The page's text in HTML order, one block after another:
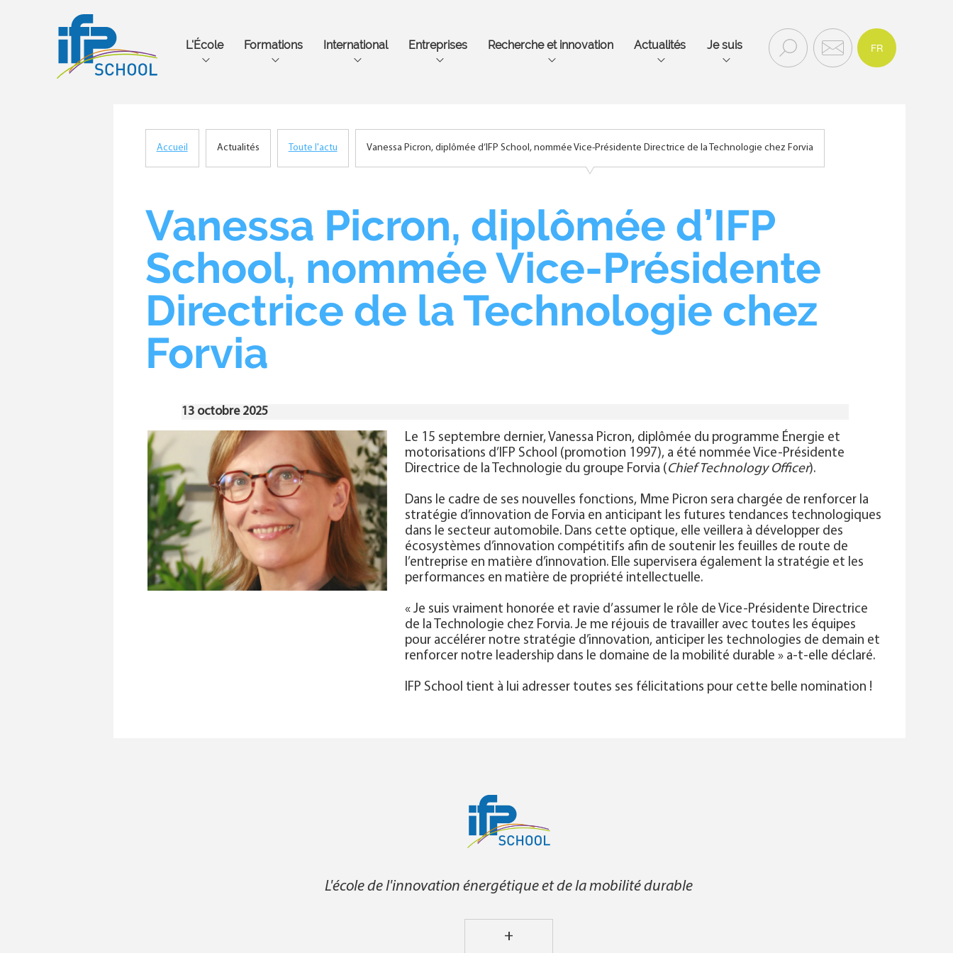
contenu
Main
navigation
L'École Formations International Entreprises Recherche et innovation Actualités Je suis
Rechercher
Recherc
he
Contac
t
FR
navigation
mobile
Fil
Accueil Actualités Toute l'actu Vanessa Picron, diplômée d’IFP School, nommée Vice-Présidente Directrice de la Technologie chez Forvia
Vanessa Picron, diplômée d’IFP
School, nommée Vice-Présidente
Directrice de la Technologie chez
Forvia
13 octobre 2025
Le 15 septembre dernier, Vanessa Picron, diplômée du programme Énergie et
motorisations d’IFP School (promotion 1997), a été nommée Vice-Présidente
Directrice de la Technologie du groupe Forvia ( Chief Technology Officer).
Dans le cadre de ses nouvelles fonctions, Mme Picron sera chargée de renforcer la
stratégie d’innovation de Forvia en anticipant les futures tendances technologiques
dans le secteur automobile. Dans cette optique, elle veillera à développer des
écosystèmes d’innovation compétitifs afin de soutenir les feuilles de route de
l’entreprise en matière d’innovation. Elle supervisera également la stratégie et les
performances en matière de propriété intellectuelle.
« Je suis vraiment honorée et ravie d’assumer le rôle de Vice-Présidente Directrice
de la Technologie chez Forvia. Je me réjouis de travailler avec toutes les équipes
pour accélérer notre stratégie d’innovation, anticiper les technologies de demain et
renforcer notre leadership dans le domaine de la mobilité durable » a-t-elle déclaré.
IFP School tient à lui adresser toutes ses félicitations pour cette belle nomination !
L'école de l'innovation énergétique et de la mobilité durable
+